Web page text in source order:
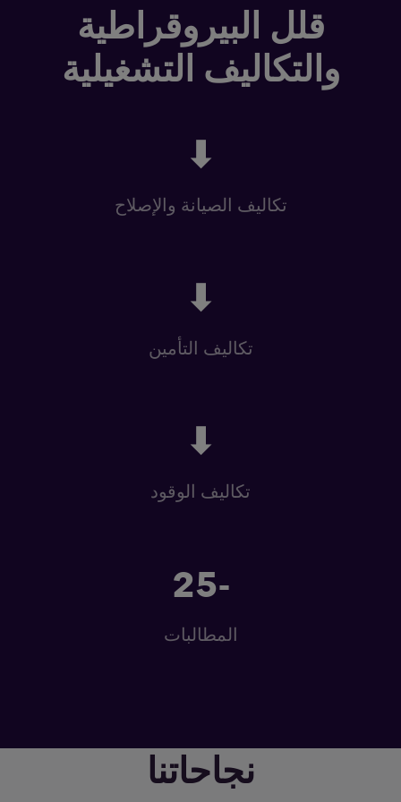
قلل البيروقراطية
والتكاليف التشغيلية
⬇
تكاليف الصيانة والإصلاح
⬇
تكاليف التأمين
⬇
تكاليف الوقود
-25
المطالبات
نجاحاتنا